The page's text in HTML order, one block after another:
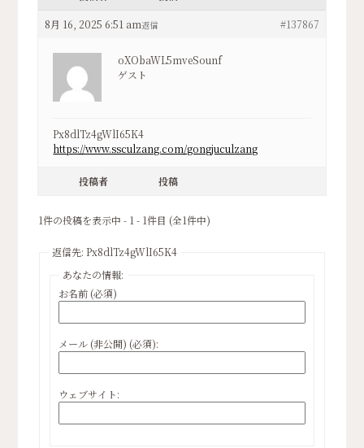
8月 16, 2025 6:51 am #137867
返信
oXObaWL5mveSounf
ゲスト
Px8dlTz4gWlI65K4
https://www.ssculzang.com/gongjuculzang
投稿者 投稿
1件の投稿を表示中 - 1 - 1件目 (全1件中)
返信先: Px8dlTz4gWlI65K4
あなたの情報:
お名前 (必須)
メール (非公開) (必須):
ウェブサイト: